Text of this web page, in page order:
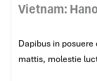
Vietnam:
Dapibus in
mattis, molestie